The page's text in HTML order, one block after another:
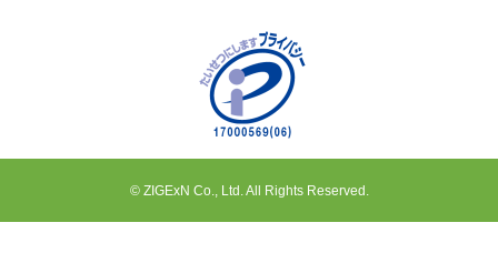
© ZIGExN Co., Ltd. All Rights Reserved.